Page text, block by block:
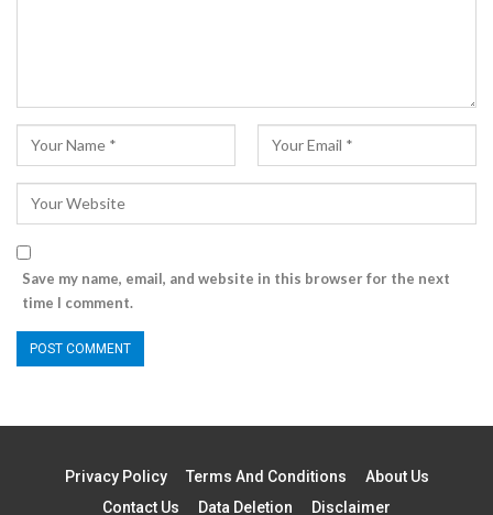
Save my name, email, and website in this browser for the next
time I comment.
Privacy Policy Terms And Conditions
About Us
Contact Us
Data Deletion Disclaimer